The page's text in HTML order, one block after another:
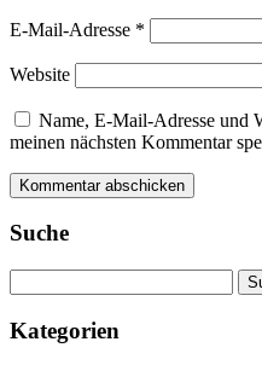
E-Mail-Adresse *
Website
Name, E-Mail-Adresse und
meinen nächsten Kommentar
Suche
nach:
Kategorien